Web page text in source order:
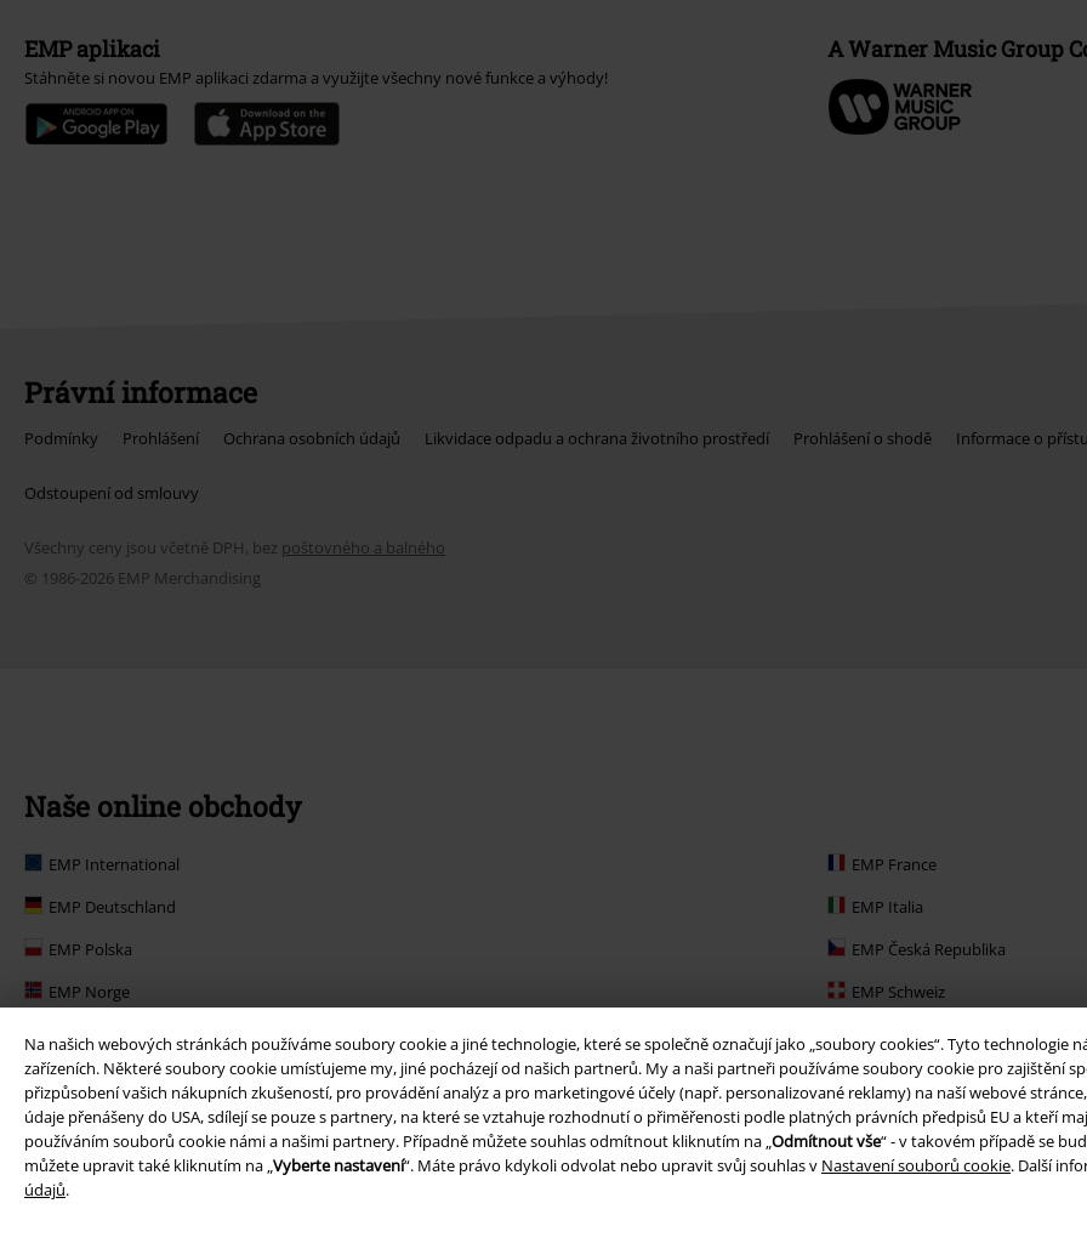
Na našich webových stránkách používáme soubory cookie a jiné technologie, které se společně označují jako „soubory cookies“. Tyto
zařízeních. Některé soubory cookie umísťujeme my, jiné pocházejí od našich partnerů. My a naši partneři používáme soubory cookie pro zajištění
přizpůsobení vašich nákupních zkušeností, pro provádění analýz a pro marketingové účely (např. personalizované reklamy) na naší webové
údaje přenášeny do USA, sdílejí se pouze s partnery, na které se vztahuje rozhodnutí o přiměřenosti podle platných právních předpisů EU a kteří
používáním souborů cookie námi a našimi partnery. Případně můžete souhlas odmítnout kliknutím na „Odmítnout vše“ - v takovém případě se
můžete upravit také kliknutím na „Vyberte nastavení“. Máte právo kdykoli odvolat nebo upravit svůj souhlas v Nastavení souborů cookie. Další
údajů.
EMP aplikaci
Stáhněte si novou EMP aplikaci zdarma a využijte všechny nové funkce a výhody!
A Warner Music Group
Právní informace
Podmínky Prohlášení Ochrana osobních údajů Likvidace odpadu a ochrana životního prostředí Prohlášení o shodě Informace o
Odstoupení od smlouvy
Všechny ceny jsou včetně DPH, bez poštovného a balného
© 1986-2026 EMP Merchandising
Naše online obchody
EMP International
EMP France
EMP Deutschland
EMP Italia
EMP Polska
EMP Česká Republika
EMP Norge
EMP Schweiz
EMP Suomi
EMP Ireland
EMP United Kingdom
EMP Sverige
EMP Danmark
Large Nederland
EMP Österreich
EMP Slovensko
Large Belgique